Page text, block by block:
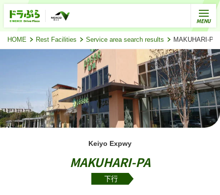
HOME Rest Facilities Service area search results MAKUHARI-
Keiyo Expwy
MAKUHARI-PA
下行